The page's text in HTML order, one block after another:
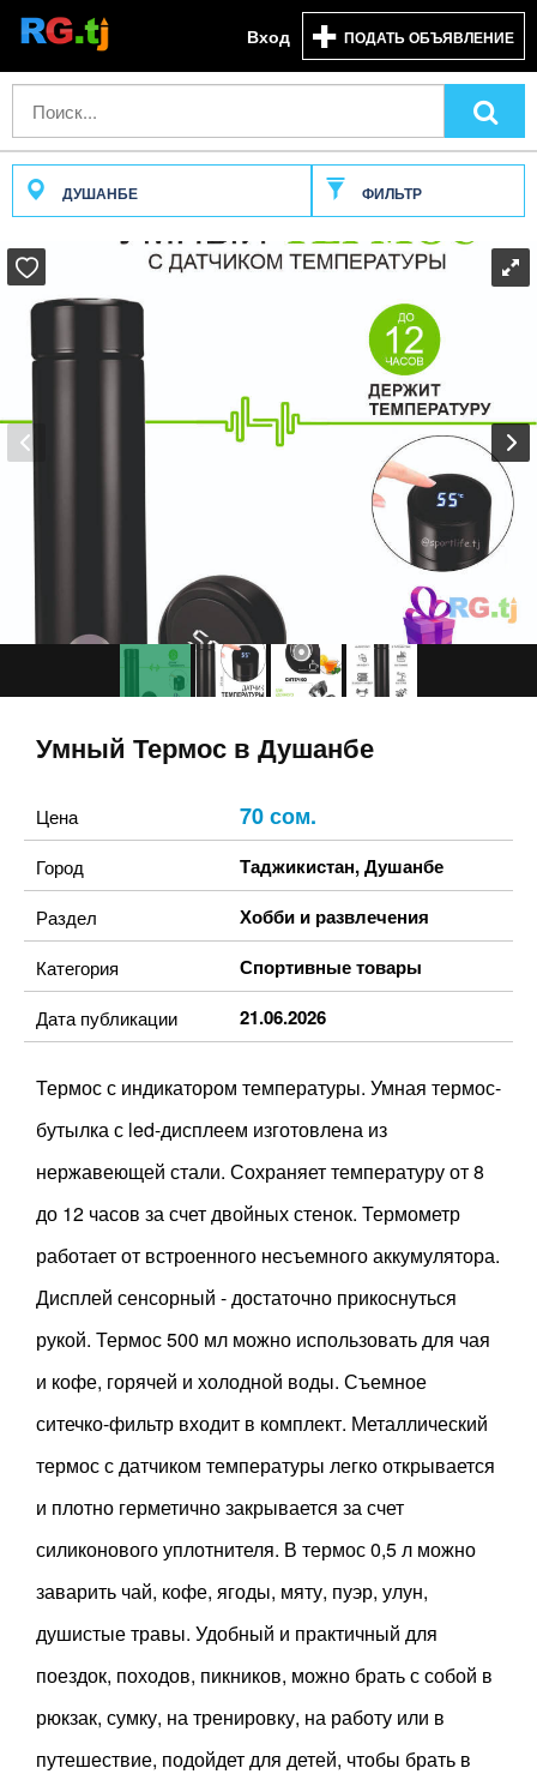
Вход ПОДАТЬ ОБЪЯВЛЕНИЕ
ДУШАНБЕ ФИЛЬТР
Умный Термос в Душанбе
Цена 70 сом.
Город Таджикистан,Душанбе
Раздел Хобби и развлечения
Категория Спортивные товары
Дата публикации 21.06.2026
Термос с индикатором температуры. Умная термос-
бутылка с led-дисплеем изготовлена из
нержавеющей стали. Сохраняет температуру от 8
до 12 часов за счет двойных стенок. Термометр
работает от встроенного несъемного аккумулятора.
Дисплей сенсорный - достаточно прикоснуться
рукой. Термос 500 мл можно использовать для чая
и кофе, горячей и холодной воды. Съемное
ситечко-фильтр входит в комплект. Металлический
термос с датчиком температуры легко открывается
и плотно герметично закрывается за счет
силиконового уплотнителя. В термос 0,5 л можно
заварить чай, кофе, ягоды, мяту, пуэр, улун,
душистые травы. Удобный и практичный для
поездок, походов, пикников, можно брать с собой в
рюкзак, сумку, на тренировку, на работу или в
путешествие, подойдет для детей, чтобы брать в